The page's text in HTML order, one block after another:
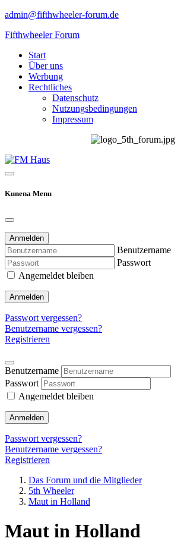
admin@fifthwheeler-forum.de
Fifthwheeler Forum
Start
Über uns
Werbung
Rechtliches
Datenschutz
Nutzungsbedingungen
Impressum
Kunena Menu
Anmelden
Benutzername
Passwort
Angemeldet bleiben
Anmelden
Passwort vergessen?
Benutzername vergessen?
Registrieren
Benutzername
Passwort
Angemeldet bleiben
Anmelden
Passwort vergessen?
Benutzername vergessen?
Registrieren
Das Forum und die Mitglieder
5th Wheeler
Maut in Holland
Maut in Holland